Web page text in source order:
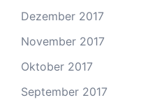
Dezember 2017
November 2017
Oktober 2017
September 2017